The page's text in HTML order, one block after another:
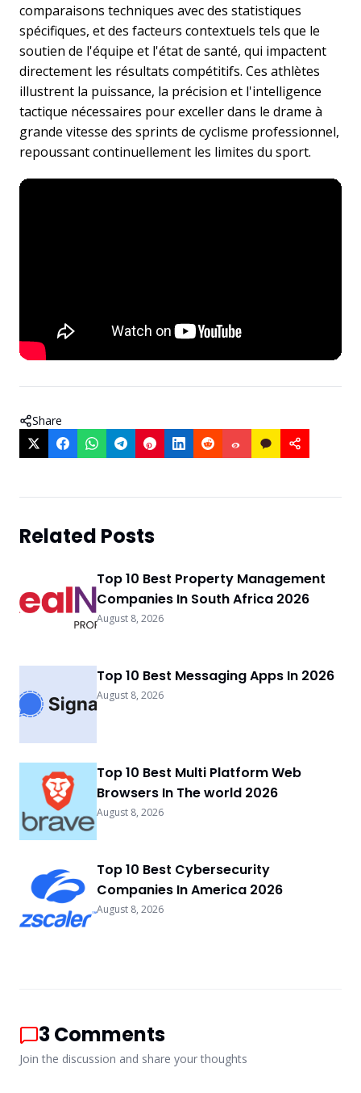
comparaisons techniques avec des statistiques
spécifiques, et des facteurs contextuels tels que le
soutien de l'équipe et l'état de santé, qui impactent
directement les résultats compétitifs. Ces athlètes
illustrent la puissance, la précision et l'intelligence
tactique nécessaires pour exceller dans le drame à
grande vitesse des sprints de cyclisme professionnel,
repoussant continuellement les limites du sport.
Share
Related Posts
Top 10 Best Property Management
Companies In South Africa 2026
August 8, 2026
Top 10 Best Messaging Apps In 2026
August 8, 2026
Top 10 Best Multi Platform Web
Browsers In The world 2026
August 8, 2026
Top 10 Best Cybersecurity
Companies In America 2026
August 8, 2026
3Comments
Join the discussion and share your thoughts